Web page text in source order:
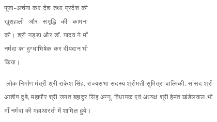
पूजा-अर्चना कर देश तथा प्रदेश की
खुशहाली और समृद्धि की कामना
की। श्री नड्डा और डॉ. यादव ने माँ
नर्मदा का दुग्धाभिषेक कर दीपदान भी
किया।
लोक निर्माण मंत्री श्री राकेश सिंह, राज्यसभा सदस्य श्रीमती सुमित्रा वाल्मिकी, सांसद श्री
आशीष दुबे, महापौर श्री जगत बहादुर सिंह अन्नू, विधायक एवं अध्यक्ष श्री हेमंत खंडेलवाल भी
माँ नर्मदा की महाआरती में शामिल हुये।